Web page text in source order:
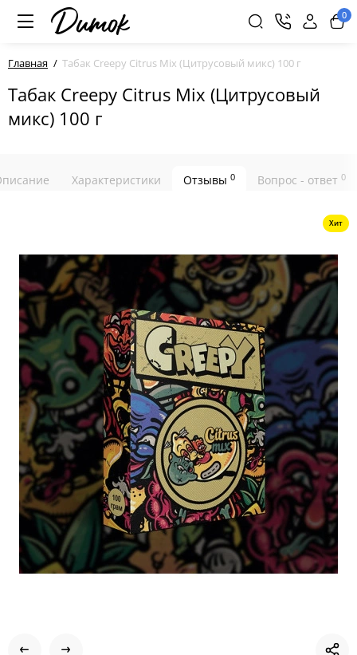
0
Главная Табак Creepy Citrus Mix (Цитрусовый микс) 100 г
Табак Creepy Citrus Mix (Цитрусовый
микс) 100 г
Характеристики Отзывы 0 Вопрос - ответ 0
Хит